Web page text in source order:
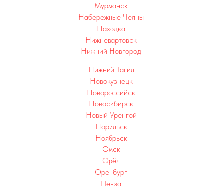
Мурманск
Набережные Челны
Находка
Нижневартовск
Нижний Новгород
Нижний Тагил
Новокузнецк
Новороссийск
Новосибирск
Новый Уренгой
Норильск
Ноябрьск
Омск
Орёл
Оренбург
Пенза